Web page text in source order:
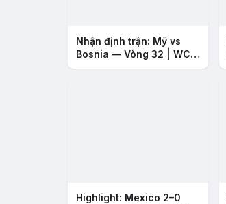
Nhận định trận: Mỹ vs
Bosnia — Vòng 32 | WC
2026
Highlight: Mexico 2–0